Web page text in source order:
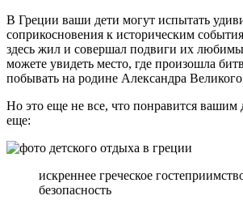
В Греции ваши дети могут испытать
соприкосновения к историческим
здесь жил и совершал подвиги их
можете увидеть место, где произошла
побывать на родине Александра
Но это еще не все, что понравится вашим
еще:
искреннее греческое
безопасность